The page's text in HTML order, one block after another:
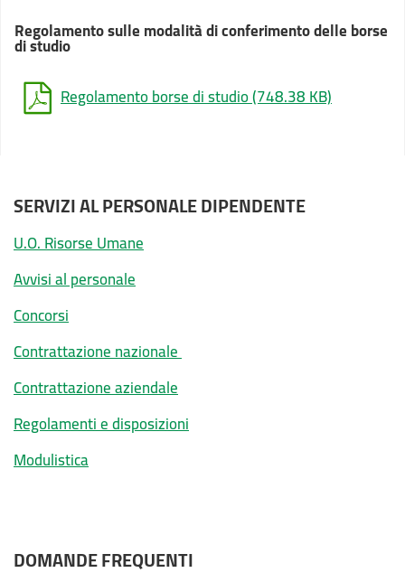
Regolamento sulle modalità di conferimento delle borse
di studio
Regolamento borse di studio(748.38 KB)
SERVIZI AL PERSONALE DIPENDENTE
U.O. Risorse Umane
Avvisi al personale
Concorsi
Contrattazione nazionale
Contrattazione aziendale
Regolamenti e disposizioni
Modulistica
DOMANDE FREQUENTI